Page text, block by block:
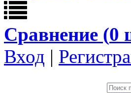
Сравнение (0
Вход |